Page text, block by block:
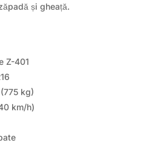
și gheață.
Z-401
kg)
km/h)